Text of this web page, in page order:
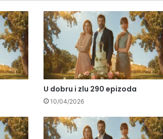
U dobru i zlu 290 epizoda
10/04/2026